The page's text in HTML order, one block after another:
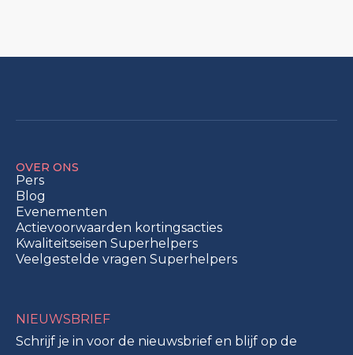
OVER ONS
Pers
Blog
Evenementen
Actievoorwaarden kortingsacties
Kwaliteitseisen Superhelpers
Veelgestelde vragen Superhelpers
NIEUWSBRIEF
Schrijf je in voor de nieuwsbrief en blijf op de